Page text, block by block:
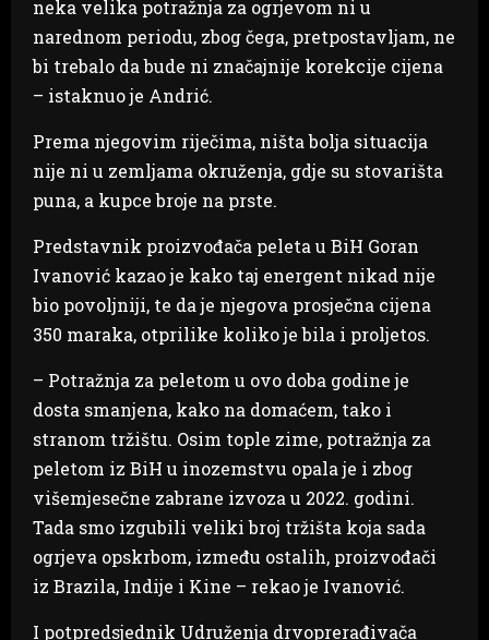
neka velika potražnja za ogrjevom ni u
narednom periodu, zbog čega, pretpostavljam, ne
bi trebalo da bude ni značajnije korekcije cijena
– istaknuo je Andrić.
Prema njegovim riječima, ništa bolja situacija
nije ni u zemljama okruženja, gdje su stovarišta
puna, a kupce broje na prste.
Predstavnik proizvođača peleta u BiH Goran
Ivanović kazao je kako taj energent nikad nije
bio povoljniji, te da je njegova prosječna cijena
350 maraka, otprilike koliko je bila i proljetos.
– Potražnja za peletom u ovo doba godine je
dosta smanjena, kako na domaćem, tako i
stranom tržištu. Osim tople zime, potražnja za
peletom iz BiH u inozemstvu opala je i zbog
višemjesečne zabrane izvoza u 2022. godini.
Tada smo izgubili veliki broj tržišta koja sada
ogrjeva opskrbom, između ostalih, proizvođači
iz Brazila, Indije i Kine – rekao je Ivanović.
I potpredsjednik Udruženja drvoprerađivača